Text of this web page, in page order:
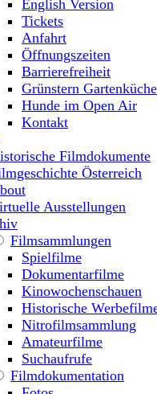
English Version
Tickets
Anfahrt
Öffnungszeiten
Barrierefreiheit
Grünstern Gartenküche
Hunde im Open Air
Kontakt
Filmdokumente
Österreich
Ausstellungen
Filmsammlungen
Spielfilme
Dokumentarfilme
Kinowochenschauen
Historische
Nitrofilmsammlung
Amateurfilme
Suchaufrufe
Filmdokumentation